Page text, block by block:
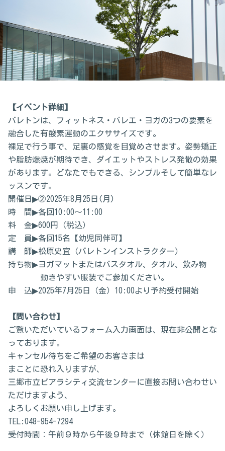
【イベント詳細】
バレトンは、フィットネス・バレエ・ヨガの3つの要素を
融合した有酸素運動のエクササイズです。
裸足で行う事で、足裏の感覚を目覚めさせます。姿勢矯正
や脂肪燃焼が期待でき、ダイエットやストレス発散の効果
があります。どなたでもできる、シンプルそして簡単なレ
ッスンです。
開催日▶②2025年8月25日(月)
時 間▶各回10:00～11:00
料 金▶600円（税込）
定 員▶各回15名【幼児同伴可】
講 師▶松原史宜（バレトンインストラクター）
持ち物▶ヨガマットまたはバスタオル、タオル、飲み物
動きやすい服装でご参加ください。
申 込▶2025年7月25日（金）10:00より予約受付開始
【問い合わせ】
ご覧いただいているフォーム入力画面は、現在非公開とな
っております。
キャンセル待ちをご希望のお客さまは
まことに恐れ入りますが、
三郷市立ピアラシティ交流センターに直接お問い合わせい
ただけますよう、
よろしくお願い申し上げます。
TEL:048-954-7294
受付時間：午前９時から午後９時まで（休館日を除く）